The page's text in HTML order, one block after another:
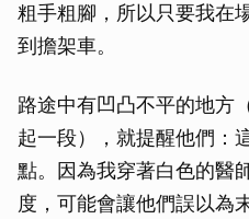
粗手粗腳，所以只要我在
到擔架車。
路途中有凹凸不平的地方
起一段），就提醒他們：
點。因為我穿著白色的醫
度，可能會讓他們誤以為